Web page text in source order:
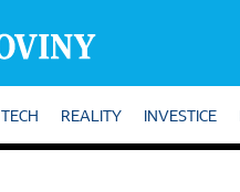
TECH REALITY INVESTICE